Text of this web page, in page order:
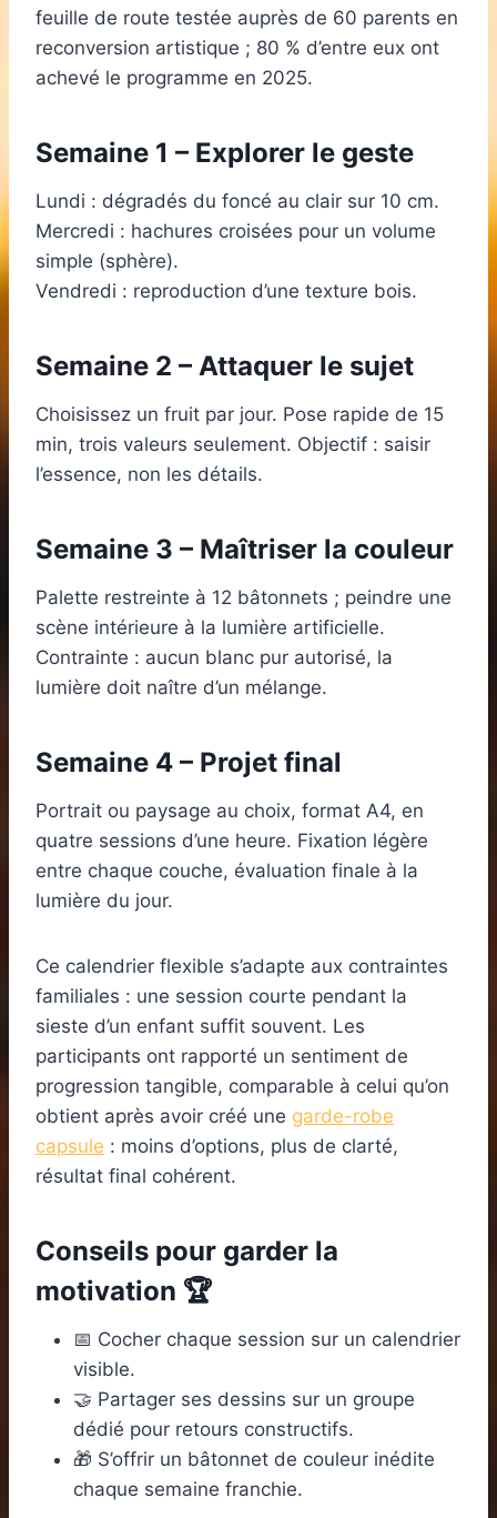
feuille de route testée auprès de 60 parents en
reconversion artistique ; 80 % d’entre eux ont
achevé le programme en 2025.
Semaine 1 – Explorer le geste
Lundi : dégradés du foncé au clair sur 10 cm.
Mercredi : hachures croisées pour un volume
simple (sphère).
Vendredi : reproduction d’une texture bois.
Semaine 2 – Attaquer le sujet
Choisissez un fruit par jour. Pose rapide de 15
min, trois valeurs seulement. Objectif : saisir
l’essence, non les détails.
Semaine 3 – Maîtriser la couleur
Palette restreinte à 12 bâtonnets ; peindre une
scène intérieure à la lumière artificielle.
Contrainte : aucun blanc pur autorisé, la
lumière doit naître d’un mélange.
Semaine 4 – Projet final
Portrait ou paysage au choix, format A4, en
quatre sessions d’une heure. Fixation légère
entre chaque couche, évaluation finale à la
lumière du jour.
Ce calendrier flexible s’adapte aux contraintes
familiales : une session courte pendant la
sieste d’un enfant suffit souvent. Les
participants ont rapporté un sentiment de
progression tangible, comparable à celui qu’on
obtient après avoir créé une garde-robe
capsule : moins d’options, plus de clarté,
résultat final cohérent.
Conseils pour garder la
motivation 🏆
📅 Cocher chaque session sur un calendrier
visible.
🤝 Partager ses dessins sur un groupe
dédié pour retours constructifs.
🎁 S’offrir un bâtonnet de couleur inédite
chaque semaine franchie.